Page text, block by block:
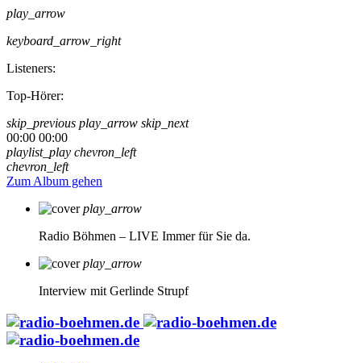
play_arrow
keyboard_arrow_right
Listeners:
Top-Hörer:
skip_previous play_arrow skip_next
00:00 00:00
playlist_play chevron_left
chevron_left
Zum Album gehen
play_arrow
Radio Böhmen – LIVE Immer für Sie da.
play_arrow
Interview mit Gerlinde Strupf